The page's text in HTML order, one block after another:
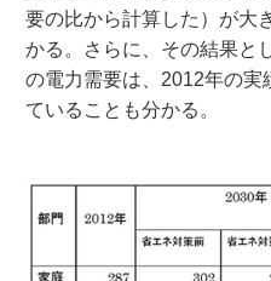
要の比から計算した）が大
かる。さらに、その結果と
の電力需要は、2012年の実
ていることも分かる。